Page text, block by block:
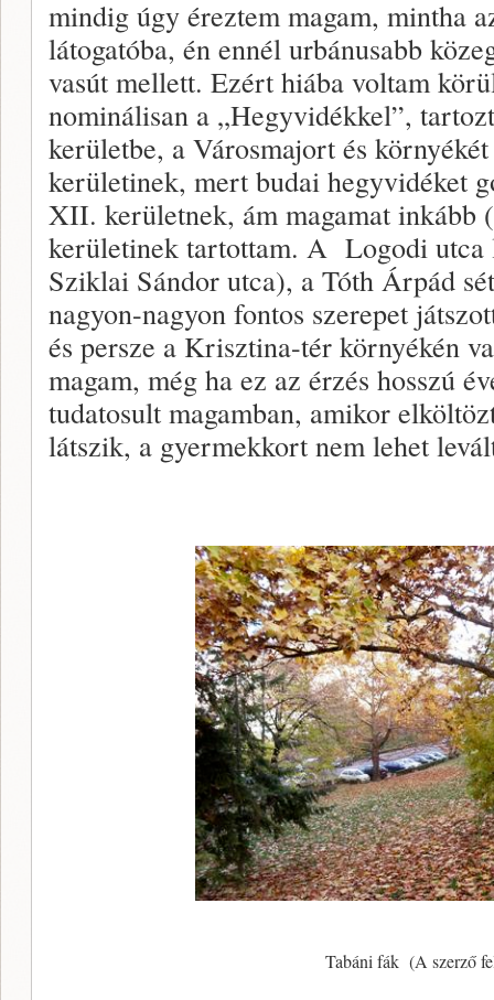
mindig úgy éreztem magam, mintha
látogatóba, én ennél urbánusabb
vasút mellett. Ezért hiába voltam
nominálisan a „Hegyvidékkel”,
kerületbe, a Városmajort és
kerületinek, mert budai hegyvidéket
XII. kerületnek, ám magamat inkább
kerületinek tartottam. A Logodi utca
Sziklai Sándor utca), a Tóth Árpád
nagyon-nagyon fontos szerepet
és persze a Krisztina-tér környékén
magam, még ha ez az érzés hosszú
tudatosult magamban, amikor
látszik, a gyermekkort nem lehet
Tabáni fák (A szerző